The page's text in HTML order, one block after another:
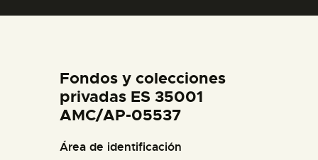
ESPAÑOL
Fondos y colecciones
privadas ES 35001
AMC/AP-05537
Área de identificación